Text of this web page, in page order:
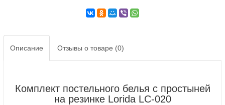
Описание Отзывы о товаре (0)
Комплект постельного белья с простыней
на резинке Lorida LC-020